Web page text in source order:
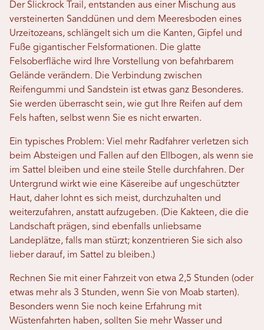
Der Slickrock Trail, entstanden aus einer Mischung aus
versteinerten Sanddünen und dem Meeresboden eines
Urzeitozeans, schlängelt sich um die Kanten, Gipfel und
Fuße gigantischer Felsformationen. Die glatte
Felsoberfläche wird Ihre Vorstellung von befahrbarem
Gelände verändern. Die Verbindung zwischen
Reifengummi und Sandstein ist etwas ganz Besonderes.
Sie werden überrascht sein, wie gut Ihre Reifen auf dem
Fels haften, selbst wenn Sie es nicht erwarten.
Ein typisches Problem: Viel mehr Radfahrer verletzen sich
beim Absteigen und Fallen auf den Ellbogen, als wenn sie
im Sattel bleiben und eine steile Stelle durchfahren. Der
Untergrund wirkt wie eine Käsereibe auf ungeschützter
Haut, daher lohnt es sich meist, durchzuhalten und
weiterzufahren, anstatt aufzugeben. (Die Kakteen, die die
Landschaft prägen, sind ebenfalls unliebsame
Landeplätze, falls man stürzt; konzentrieren Sie sich also
lieber darauf, im Sattel zu bleiben.)
Rechnen Sie mit einer Fahrzeit von etwa 2,5 Stunden (oder
etwas mehr als 3 Stunden, wenn Sie von Moab starten).
Besonders wenn Sie noch keine Erfahrung mit
Wüstenfahrten haben, sollten Sie mehr Wasser und